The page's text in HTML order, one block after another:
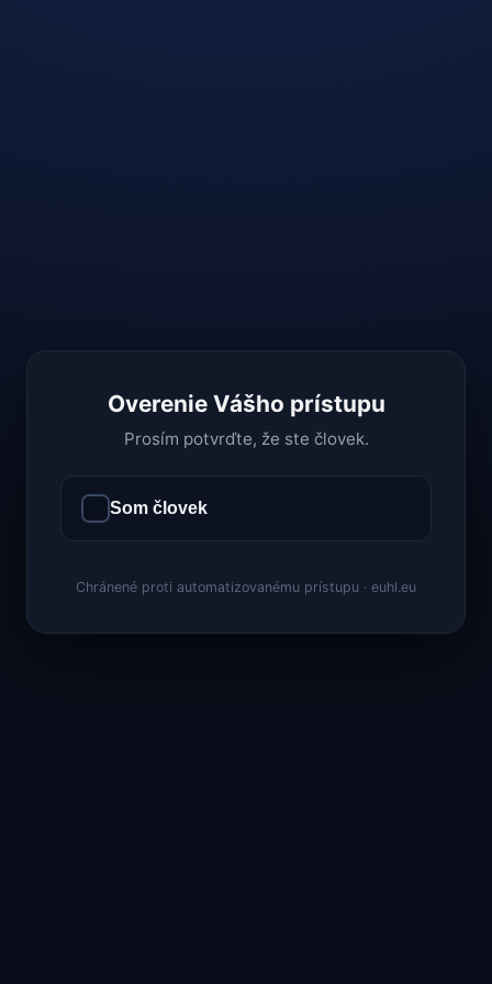
Overenie Vášho prístupu
Prosím potvrďte, že ste človek.
Som človek
Chránené proti automatizovanému prístupu · euhl.eu